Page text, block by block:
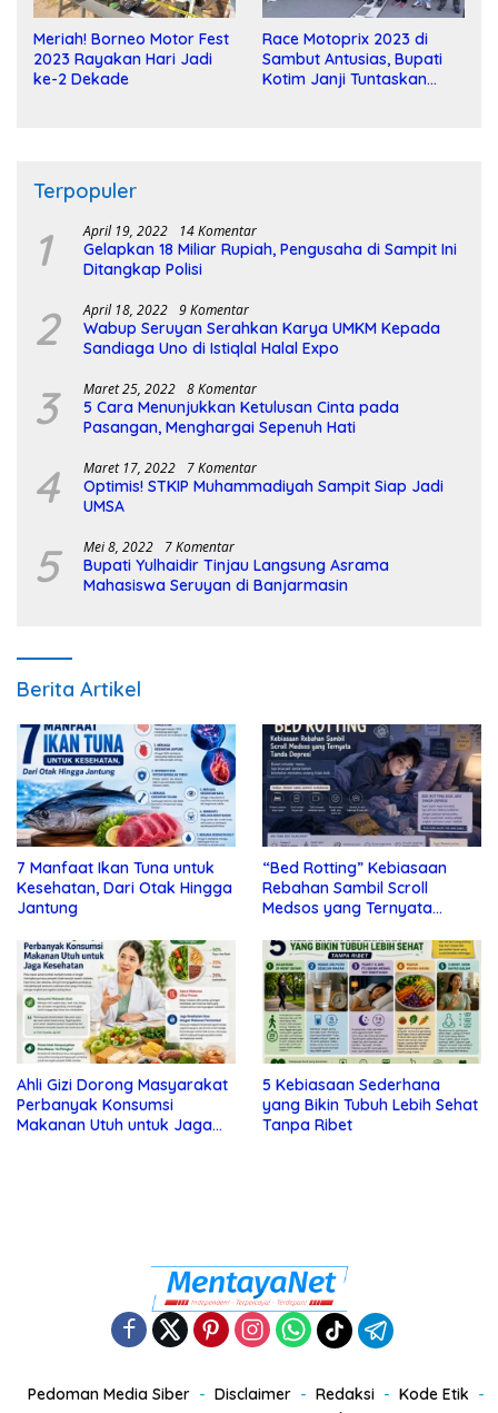
Meriah! Borneo Motor Fest
2023 Rayakan Hari Jadi
ke-2 Dekade
Race Motoprix 2023 di
Sambut Antusias, Bupati
Kotim Janji Tuntaskan
Terpopuler
1 April 19, 2022 14 Komentar
Gelapkan 18 Miliar Rupiah, Pengusaha di Sampit Ini
Ditangkap Polisi
2 April 18, 2022 9 Komentar
Wabup Seruyan Serahkan Karya UMKM Kepada
Sandiaga Uno di Istiqlal Halal Expo
3 Maret 25, 2022 8 Komentar
5 Cara Menunjukkan Ketulusan Cinta pada
Pasangan, Menghargai Sepenuh Hati
4 Maret 17, 2022 7 Komentar
Optimis! STKIP Muhammadiyah Sampit Siap Jadi
UMSA
5 Mei 8, 2022 7 Komentar
Bupati Yulhaidir Tinjau Langsung Asrama
Mahasiswa Seruyan di Banjarmasin
Berita Artikel
7 Manfaat Ikan Tuna untuk
Kesehatan, Dari Otak Hingga
Jantung
“Bed Rotting” Kebiasaan
Rebahan Sambil Scroll
Medsos yang Ternyata
Ahli Gizi Dorong Masyarakat
Perbanyak Konsumsi
Makanan Utuh untuk Jaga
5 Kebiasaan Sederhana
yang Bikin Tubuh Lebih Sehat
Tanpa Ribet
Pedoman Media Siber Disclaimer Redaksi
Kode Etik